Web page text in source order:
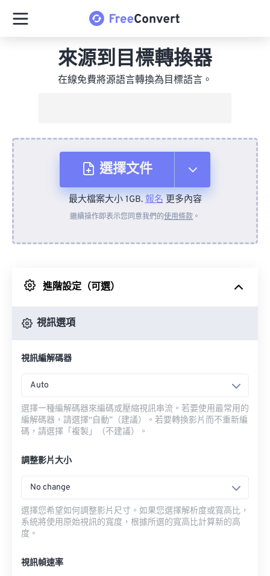
來源到目標轉換器
在線免費將源語言轉換為目標語言。
選擇文件
來自裝置
來自 Google 雲端硬碟
最大檔案大小 1GB.報名更多內容
繼續操作即表示您同意我們的使用條款 。
進階設定（可選）
視訊選項
視訊編解碼器
Auto
選擇一種編解碼器來編碼或壓縮視訊串流。若要使用最常用的
編解碼器，請選擇“自動”（建議）。若要轉換影片而不重新編
碼，請選擇「複製」（不建議）。
調整影片大小
No change
選擇您希望如何調整影片尺寸。如果您選擇解析度或寬高比，
系統將使用原始視訊的寬度，根據所選的寬高比計算新的高
度。
視訊幀速率